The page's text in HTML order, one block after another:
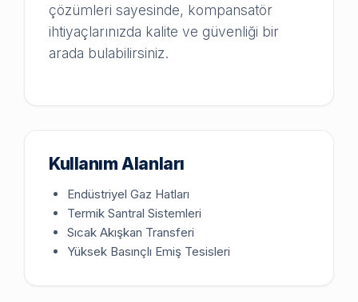
çözümleri sayesinde, kompansatör
ihtiyaçlarınızda kalite ve güvenliği bir
arada bulabilirsiniz.
Kullanım Alanları
Endüstriyel Gaz Hatları
Termik Santral Sistemleri
Sıcak Akışkan Transferi
Yüksek Basınçlı Emiş Tesisleri